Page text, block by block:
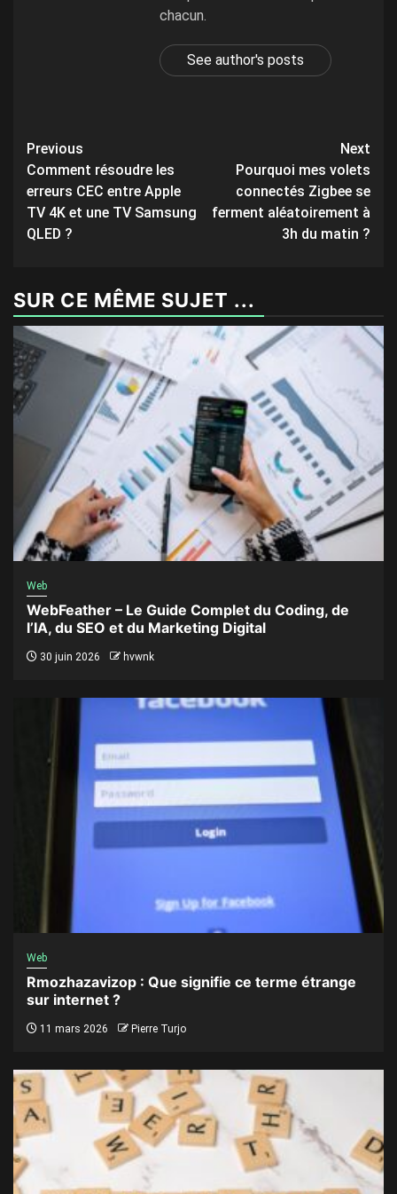
chacun.
See author's posts
Post
navigation
Previous
Comment résoudre les
erreurs CEC entre Apple
TV 4K et une TV Samsung
QLED ?
Next
Pourquoi mes volets
connectés Zigbee se
ferment aléatoirement à
3h du matin ?
SUR CE MÊME SUJET ...
Web
WebFeather – Le Guide Complet du Coding, de
l’IA, du SEO et du Marketing Digital
30 juin 2026 hvwnk
Web
Rmozhazavizop : Que signifie ce terme étrange
sur internet ?
11 mars 2026 Pierre Turjo